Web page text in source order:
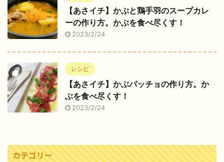
【あさイチ】かぶと鶏手羽のスープカレ
ーの作り方。かぶを食べ尽くす！
2023/2/24
レシピ
【あさイチ】かぶパッチョの作り方。か
ぶを食べ尽くす！
2023/2/24
カテゴリー